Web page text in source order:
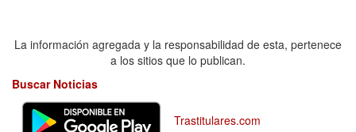
La información agregada y la responsabilidad de esta, pertenece
a los sitios que lo publican.
Buscar Noticias
Trastitulares.com